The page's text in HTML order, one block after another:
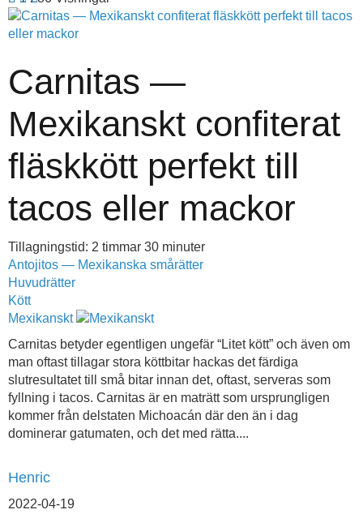
Carnitas —
Mexikanskt confiterat
fläskkött perfekt till
tacos eller mackor
Tillagningstid: 2 timmar 30 minuter
Antojitos — Mexikanska smårätter
Huvudrätter
Kött
Mexikanskt
Carnitas betyder egentligen ungefär “Litet kött” och även om
man oftast tillagar stora köttbitar hackas det färdiga
slutresultatet till små bitar innan det, oftast, serveras som
fyllning i tacos. Carnitas är en maträtt som ursprungligen
kommer från delstaten Michoacán där den än i dag
dominerar gatumaten, och det med rätta....
Henric
2022-04-19